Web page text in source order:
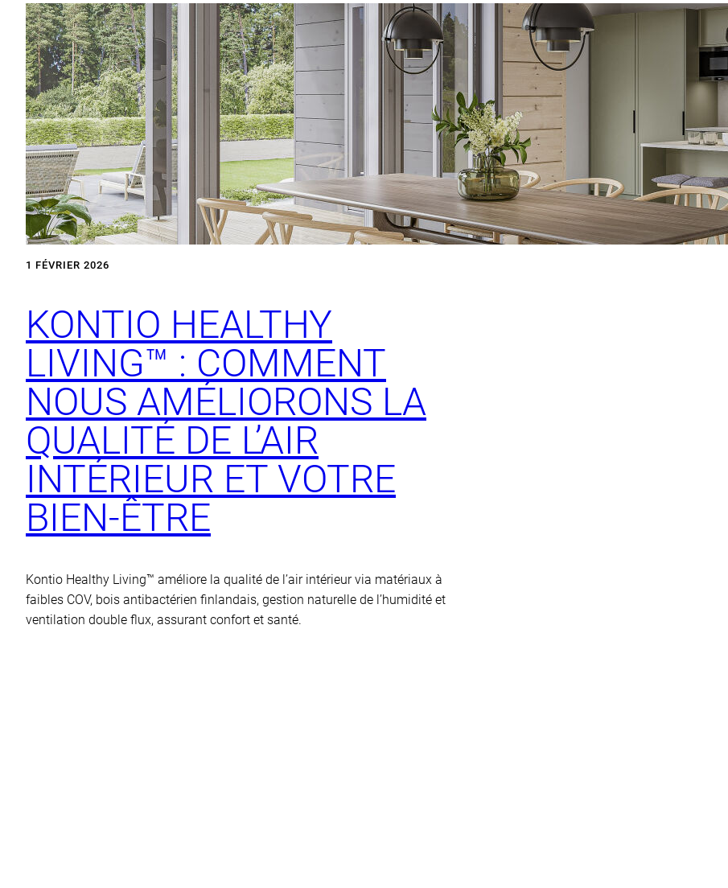
1 FÉVRIER 2026
KONTIO HEALTHY
LIVING™ : COMMENT
NOUS AMÉLIORONS LA
QUALITÉ DE L’AIR
INTÉRIEUR ET VOTRE
BIEN-ÊTRE
Kontio Healthy Living™ améliore la qualité de l’air intérieur via matériaux à
faibles COV, bois antibactérien finlandais, gestion naturelle de l’humidité et
ventilation double flux, assurant confort et santé.